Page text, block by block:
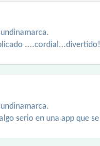
serio en una app que